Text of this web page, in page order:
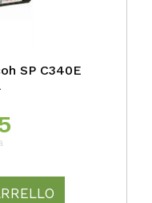
SP C340E